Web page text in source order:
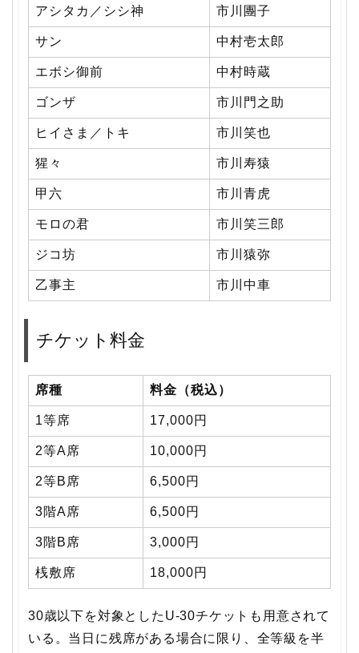
アシタカ／シシ神 市川團子
サン 中村壱太郎
エボシ御前 中村時蔵
ゴンザ 市川門之助
ヒイさま／トキ 市川笑也
猩々 市川寿猿
甲六 市川青虎
モロの君 市川笑三郎
ジコ坊 市川猿弥
乙事主 市川中車
チケット料金
席種 料金（税込）
1等席 17,000円
2等A席 10,000円
2等B席 6,500円
3階A席 6,500円
3階B席 3,000円
桟敷席 18,000円
30歳以下を対象としたU-30チケットも用意されて
いる。当日に残席がある場合に限り、全等級を半